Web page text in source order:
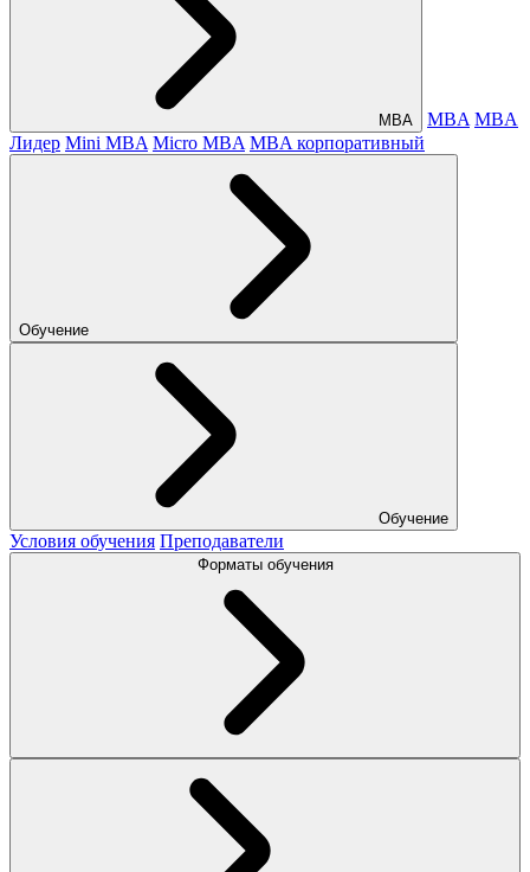
МВА MBA MBA
Лидер Mini MBA Micro MBA MBA корпоративный
Обучение
Обучение
Условия обучения Преподаватели
Форматы обучения